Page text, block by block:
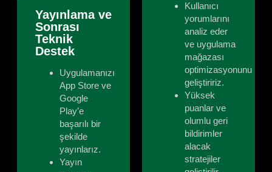
Yayınlama ve
Sonrası
Teknik
Destek
Uygulamanızı
App Store ve
Google
Play’e
başarılı bir
şekilde
yayınlarız.
Yayın
Kullanıcı
yorumlarını
analiz eder
ve uygulama
mağazası
optimizasyonunu
geliştiririz.
Yüksek
puanlar ve
olumlu geri
bildirimler
alacak
stratejiler